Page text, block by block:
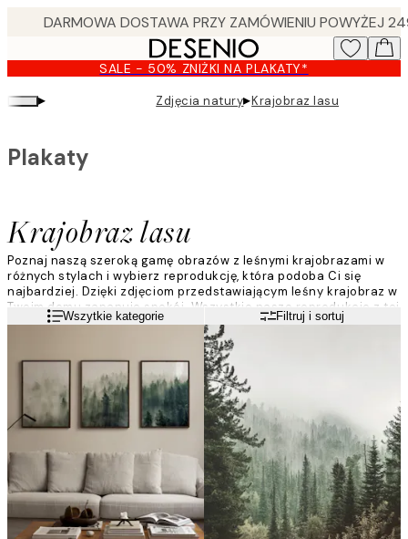
content.
SALE - 50% ZNIŻKI NA PLAKATY*
▸ Zdjęcia natury▸Krajobraz lasu
Krajobraz lasu
Plakaty
Poznaj naszą szeroką gamę obrazów z leśnymi krajobrazami w
różnych stylach i wybierz reprodukcję, która podoba Ci się
najbardziej. Dzięki zdjęciom przedstawiającym leśny krajobraz w
Twoim domu zapanuje spokój. Wszystkie nasze reprodukcje z tej
kolekcji można łatwo łączyć w zestawy w barwach ziemi.
Czytaj więcejWszytkie kategorie Filtruj i sortuj